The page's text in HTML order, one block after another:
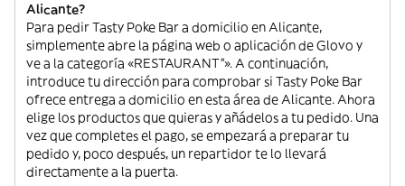
Alicante?
Para pedir Tasty Poke Bar a domicilio en Alicante,
simplemente abre la página web o aplicación de Glovo y
ve a la categoría «RESTAURANT”». A continuación,
introduce tu dirección para comprobar si Tasty Poke Bar
ofrece entrega a domicilio en esta área de Alicante. Ahora
elige los productos que quieras y añádelos a tu pedido. Una
vez que completes el pago, se empezará a preparar tu
pedido y, poco después, un repartidor te lo llevará
directamente a la puerta.